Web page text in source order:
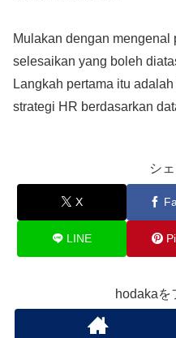
Mulakan dengan
selesaikan yang boleh
Langkah pertama itu
strategi HR berdasarkan
シ
X
LINE
hodakaを